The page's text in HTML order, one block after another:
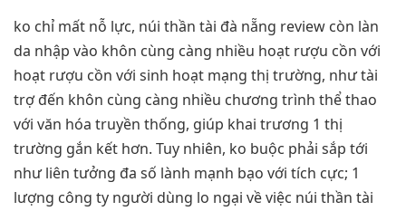
ko chỉ mất nỗ lực, núi thần tài đà nẵng review còn làn
da nhập vào khôn cùng càng nhiều hoạt rượu cồn với
hoạt rượu cồn với sinh hoạt mạng thị trường, như tài
trợ đến khôn cùng càng nhiều chương trình thể thao
với văn hóa truyền thống, giúp khai trương 1 thị
trường gắn kết hơn. Tuy nhiên, ko buộc phải sắp tới
như liên tưởng đa số lành mạnh bạo với tích cực; 1
lượng công ty người dùng lo ngại về việc núi thần tài